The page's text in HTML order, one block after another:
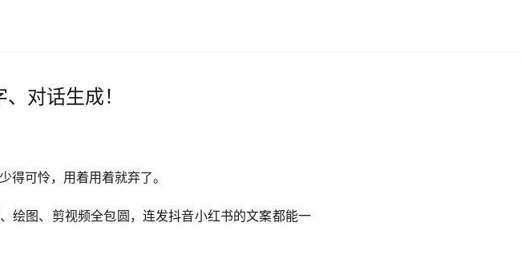
对话生成！
得可怜，用着用着就弃了。
绘图、剪视频全包圆，连发抖音小红书的文案都能一